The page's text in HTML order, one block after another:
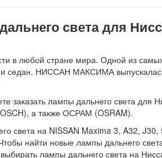
света для
в любой стране мира. Одной из
седан. НИССАН МАКСИМА
заказать лампы дальнего света
а также ОСРАМ (OSRAM).
света на NISSAN Maxima 3, A32,
найти новые лампы дальнего
лампы дальнего света на